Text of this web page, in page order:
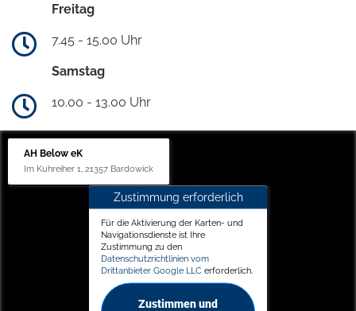
Freitag
7.45 - 15.00 Uhr
Samstag
10.00 - 13.00 Uhr
AH Below eK
Im Kuhreiher 1, 21357 Bardowick
Zustimmung erforderlich
Für die Aktivierung der Karten- und
Navigationsdienste ist Ihre
Zustimmung zu den
Datenschutzrichtlinien vom
Drittanbieter Google LLC erforderlich.
Zustimmen und